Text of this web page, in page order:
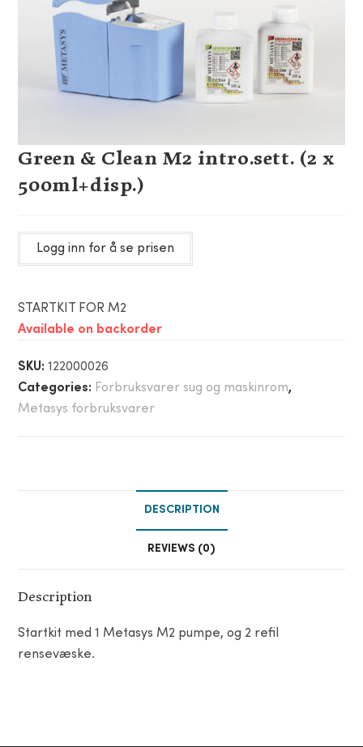
Green & Clean M2 intro.sett. (2 x
500ml+disp.)
Logg inn for å se prisen
STARTKIT FOR M2
Available on backorder
SKU:122000026
Categories: Forbruksvarer sug og maskinrom,
Metasys forbruksvarer
DESCRIPTION
REVIEWS (0)
Description
Startkit med 1 Metasys M2 pumpe, og 2 refil
rensevæske.